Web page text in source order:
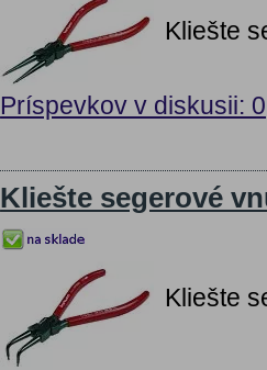
Kliešte
Príspevkov v diskusii: 0
Kliešte segerové
Kliešte